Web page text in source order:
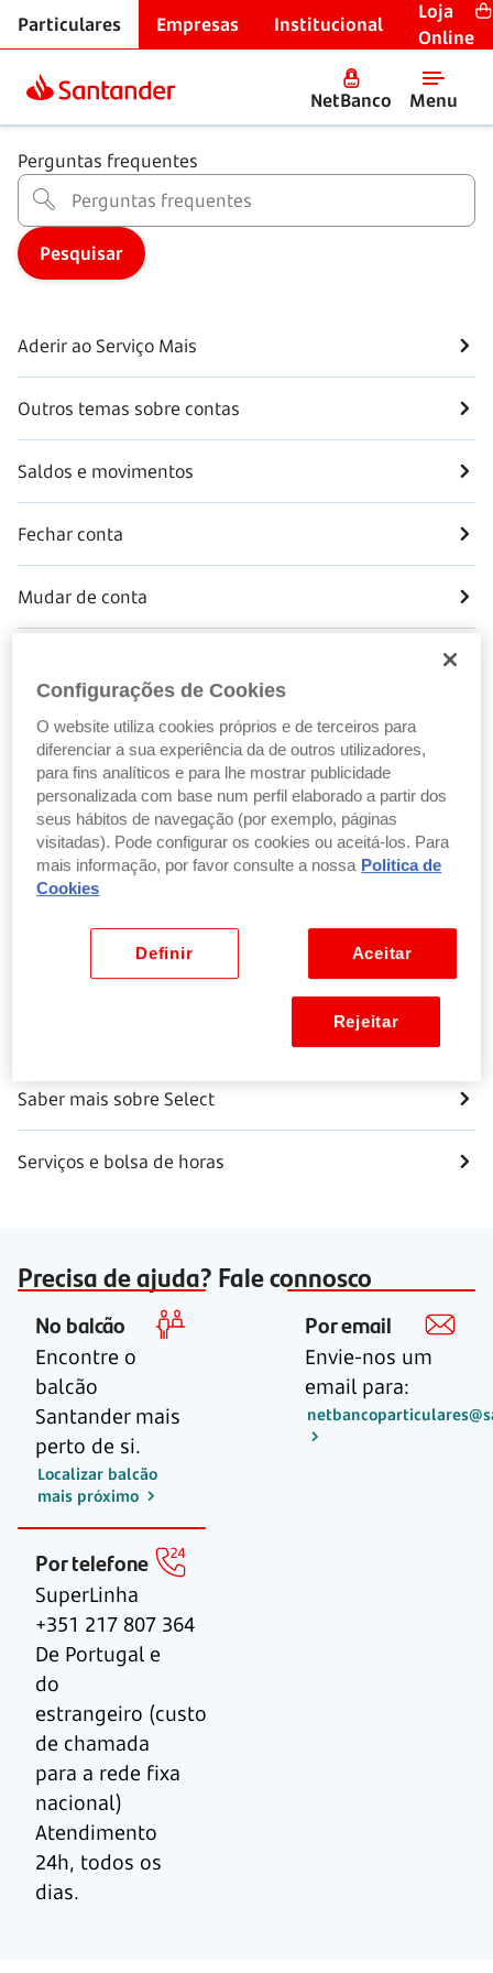
Particulares Empresas Institucional
Loja
Online
NetBanco Menu
Centro de Ajuda
Contas
Perguntas frequentes
Aderir ao Serviço Mais
Outros temas sobre contas
Saldos e movimentos
Fechar conta
Mudar de conta
Acompanhar serviços e horas
Aderir
Apoio e reclamações
Condições e alterações
Saber mais sobre Select
Serviços e bolsa de horas
Precisa de ajuda? Fale connosco
No balcão
Encontre o
balcão
Santander mais
perto de si.
Localizar balcão
mais próximo
Por email
Envie-nos um
email para:
Por telefone
SuperLinha
+351 217 807 364
De Portugal e
do
estrangeiro (custo
de chamada
para a rede fixa
nacional)
Atendimento
24h, todos os
dias.
Configurações de Cookies
O website utiliza cookies próprios e de terceiros para
diferenciar a sua experiência da de outros utilizadores,
para fins analíticos e para lhe mostrar publicidade
personalizada com base num perfil elaborado a partir dos
seus hábitos de navegação (por exemplo, páginas
visitadas). Pode configurar os cookies ou aceitá-los. Para
mais informação, por favor consulte a nossa Politica de
Cookies
Aceitar
Definir
Rejeitar